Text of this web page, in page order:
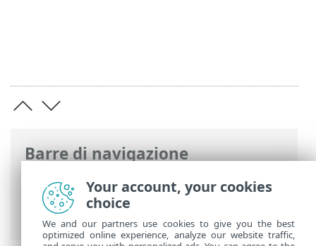
Barre di navigazione
Guida online ESET>ESET Mail Security>
L'utilizzo di ESET Mail Security
Aggiornamento
Your account, your cookies
choice
We and our partners use cookies to give you the best
optimized online experience, analyze our website traffic,